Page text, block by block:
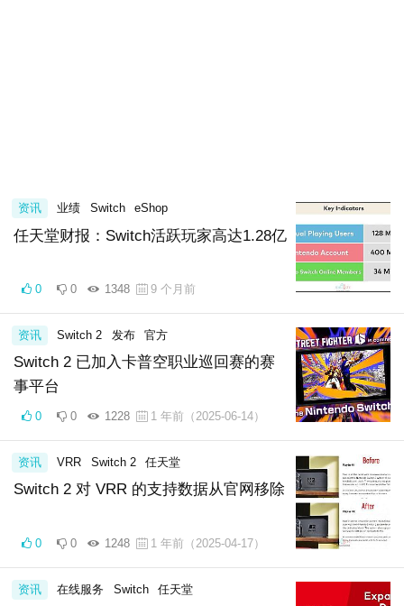
任天堂财报：Switch活跃玩家高达1.28亿
资讯 业绩 Switch eShop
0 0 1348 9 个月前
Switch 2 已加入卡普空职业巡回赛的赛
事平台
资讯 Switch 2 发布 官方
0 0 1228 1 年前（2025-06-14）
Switch 2 对 VRR 的支持数据从官网移除
资讯 VRR Switch 2 任天堂
0 0 1248 1 年前（2025-04-17）
资讯 在线服务 Switch 任天堂